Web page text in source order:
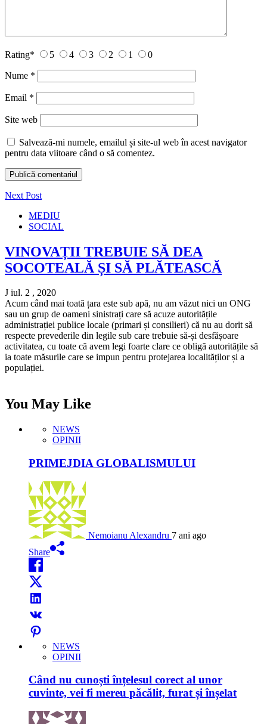
Rating* 5 4 3 2 1 0
Nume *
Email *
Site web
Salvează-mi numele, emailul și site-ul web în acest navigator
pentru data viitoare când o să comentez.
Next Post
MEDIU
SOCIAL
VINOVAȚII TREBUIE SĂ DEA
SOCOTEALĂ ȘI SĂ PLĂTEASCĂ
J iul. 2 , 2020
Acum când mai toată țara este sub apă, nu am văzut nici un ONG
sau un grup de oameni sinistrați care să acuze autoritățile
administrației publice locale (primari și consilieri) că nu au dorit să
respecte prevederile din legile sub care trebuie să-și desfășoare
activitatea, cu toate că avem legi foarte clare ce obligă autoritățile să
ia toate măsurile care se impun pentru protejarea localităților și a
populației.
You May Like
NEWS
OPINII
PRIMEJDIA GLOBALISMULUI
Nemoianu Alexandru 7 ani ago
Share
NEWS
OPINII
Când nu cunoști înțelesul corect al unor
cuvinte, vei fi mereu păcălit, furat și înșelat